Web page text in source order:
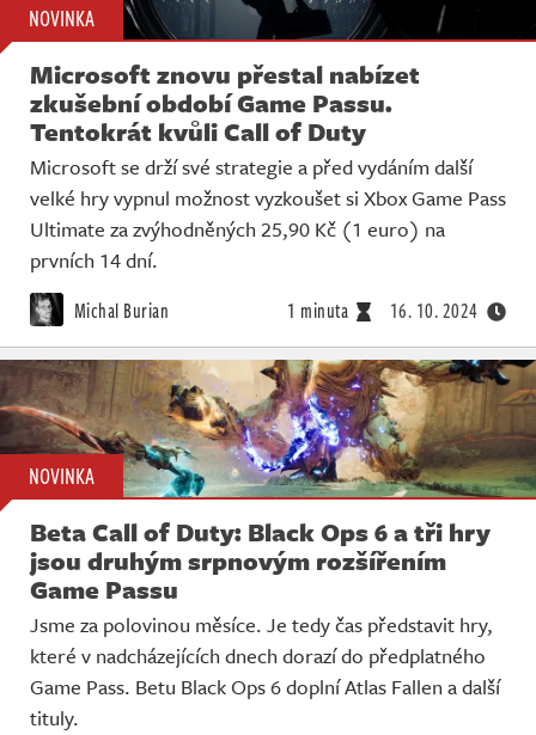
NOVINKA
Microsoft znovu přestal nabízet
zkušební období Game Passu.
Tentokrát kvůli Call of Duty
Microsoft se drží své strategie a před vydáním další
velké hry vypnul možnost vyzkoušet si Xbox Game Pass
Ultimate za zvýhodněných 25,90 Kč (1 euro) na
prvních 14 dní.
Michal Burian 1 minuta 16. 10. 2024
NOVINKA
Beta Call of Duty: Black Ops 6 a tři hry
jsou druhým srpnovým rozšířením
Game Passu
Jsme za polovinou měsíce. Je tedy čas představit hry,
které v nadcházejících dnech dorazí do předplatného
Game Pass. Betu Black Ops 6 doplní Atlas Fallen a další
tituly.